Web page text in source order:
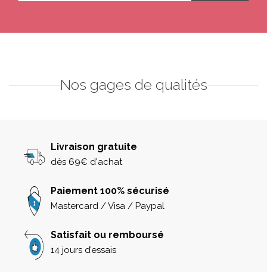
Nos gages de qualités
Livraison gratuite
dès 69€ d'achat
Paiement 100% sécurisé
Mastercard / Visa / Paypal
Satisfait ou remboursé
14 jours d’essais